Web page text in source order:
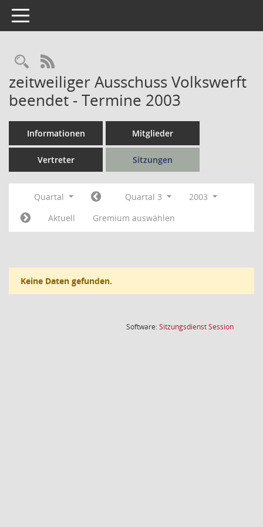
Toggle navigation
Rechercheauswahl
RSS-Feed
zeitweiliger Ausschuss Volkswerft
beendet - Termine 2003
Informationen Mitglieder
Vertreter Sitzungen
Quartal Quartal 3
2003
Aktuell
Gremium auswählen
Keine Daten gefunden.
Software:SitzungsdienstSession(Wird in